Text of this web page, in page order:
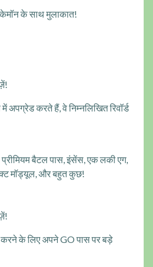
के साथ मुलाकात!
अपग्रेड करते हैं, वे निम्नलिखित रिवॉर्ड
बैटल पास, इंसेंस, एक लकी एग,
मॉड्यूल, और बहुत कुछ!
के लिए अपने GO पास पर बड़े